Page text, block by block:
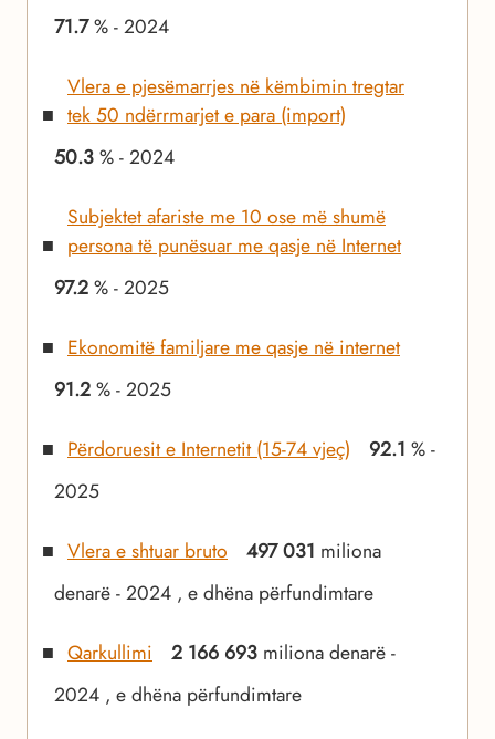
71.7% - 2024
Vlera e pjesëmarrjes në këmbimin tregtar
tek 50 ndërrmarjet e para (import)
50.3% - 2024
Subjektet afariste me 10 ose më shumë
persona të punësuar me qasje në Internet
97.2% - 2025
Ekonomitë familjare me qasje në internet
91.2% - 2025
Përdoruesit e Internetit (15-74 vjeç) 92.1 % -
2025
Vlera e shtuar bruto 497 031 miliona
denarë - 2024 , e dhëna përfundimtare
Qarkullimi 2 166 693 miliona denarë -
2024 , e dhëna përfundimtare